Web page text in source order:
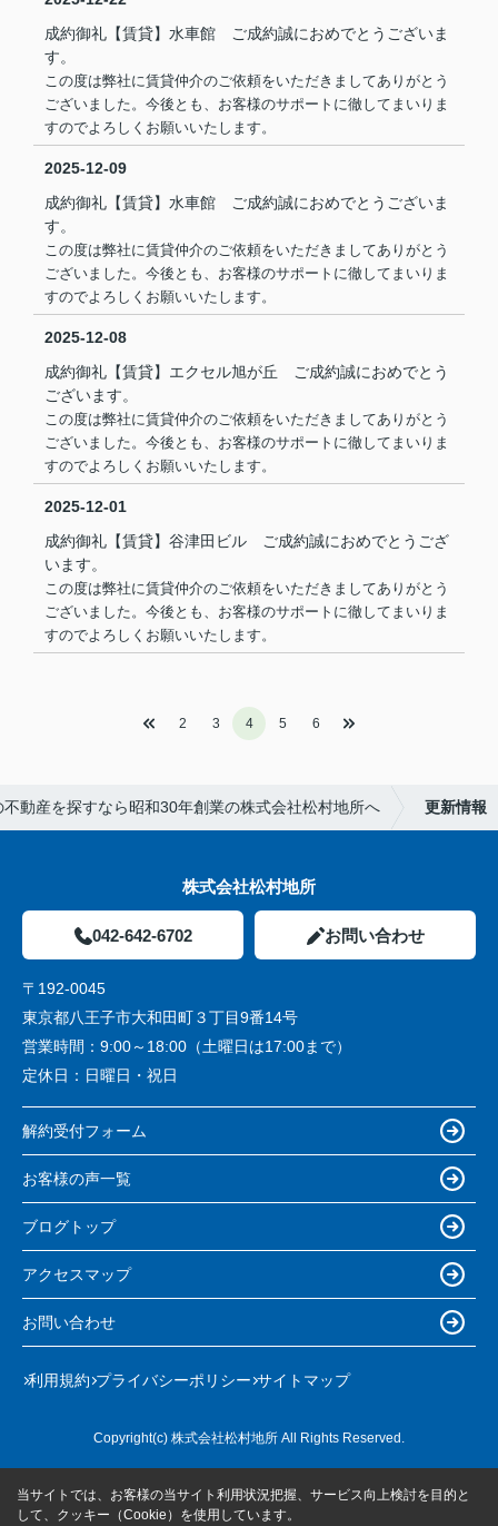
成約御礼【賃貸】水車館 ご成約誠におめでとうございま
す。
この度は弊社に賃貸仲介のご依頼をいただきましてありがとう
ございました。今後とも、お客様のサポートに徹してまいりま
すのでよろしくお願いいたします。
2025-12-09
成約御礼【賃貸】水車館 ご成約誠におめでとうございま
す。
この度は弊社に賃貸仲介のご依頼をいただきましてありがとう
ございました。今後とも、お客様のサポートに徹してまいりま
すのでよろしくお願いいたします。
2025-12-08
成約御礼【賃貸】エクセル旭が丘 ご成約誠におめでとう
ございます。
この度は弊社に賃貸仲介のご依頼をいただきましてありがとう
ございました。今後とも、お客様のサポートに徹してまいりま
すのでよろしくお願いいたします。
2025-12-01
成約御礼【賃貸】谷津田ビル ご成約誠におめでとうござ
います。
この度は弊社に賃貸仲介のご依頼をいただきましてありがとう
ございました。今後とも、お客様のサポートに徹してまいりま
すのでよろしくお願いいたします。
2 3 4 5 6
不動産を探すなら昭和30年創業の株式会社松村地所へ 更新情報
株式会社松村地所
042-642-6702 お問い合わせ
〒192-0045
東京都八王子市大和田町３丁目9番14号
営業時間： 9:00～18:00（土曜日は17:00まで）
定休日： 日曜日・祝日
解約受付フォーム
お客様の声一覧
ブログトップ
アクセスマップ
お問い合わせ
利用規約 プライバシーポリシー サイトマップ
Copyright(c) 株式会社松村地所 All Rights Reserved.
当サイトでは、お客様の当サイト利用状況把握、サービス向上検討を目的と
して、クッキー（Cookie）を使用しています。